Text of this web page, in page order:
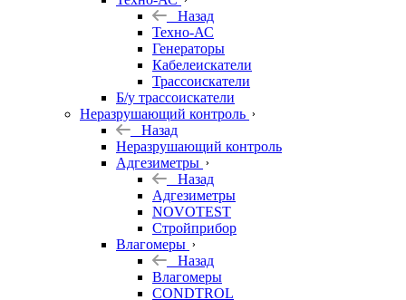
Назад
Техно-АС
Генераторы
Кабелеискатели
Трассоискатели
Б/у трассоискатели
Неразрушающий контроль
Назад
Неразрушающий контроль
Адгезиметры
Назад
Адгезиметры
NOVOTEST
Стройприбор
Влагомеры
Назад
Влагомеры
CONDTROL